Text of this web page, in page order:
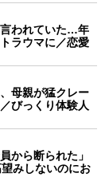
われていた…年
ラウマに／恋愛
母親が猛クレー
びっくり体験人
から断られた」
みしないのにお